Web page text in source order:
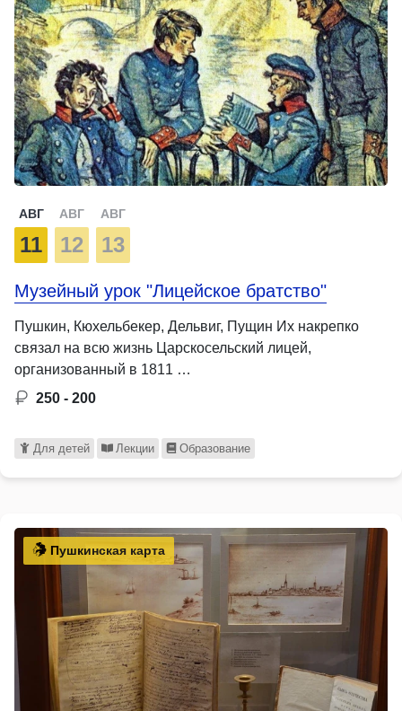
АВГ
11
АВГ
12
АВГ
13
Музейный урок "Лицейское братство"
Пушкин, Кюхельбекер, Дельвиг, Пущин Их накрепко
связал на всю жизнь Царскосельский лицей,
организованный в 1811 …
250 - 200
Для детей Лекции Образование
Пушкинская карта